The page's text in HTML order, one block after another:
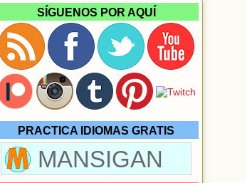
SÍGUENOS POR AQUÍ
PRACTICA IDIOMAS GRATIS
MANSIGAN